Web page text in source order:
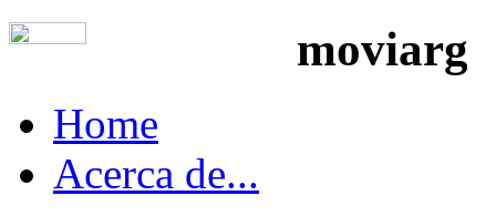
moviarg
Home
Acerca de...